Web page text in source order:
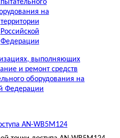
выполняющих
и ремонт средств
оборудования на
Федерации
AN-WB5M124